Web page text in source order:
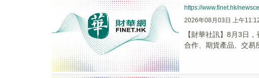
https://www.finet.hk/
2026年08月03日 上午
【財華社訊】8月3日
合作、期貨產品、交易